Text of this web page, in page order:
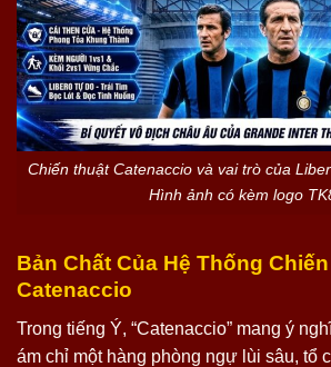
Chiến thuật Catenaccio và vai trò của
Hình ảnh có kèm logo
Bản Chất Của Hệ Thống
Catenaccio
Trong tiếng Ý, “Catenaccio” mang ý
ám chỉ một hàng phòng ngự lùi sâu, tổ